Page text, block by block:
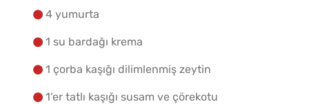
4 yumurta
1 su bardağı krema
1 çorba kaşığı dilimlenmiş zeytin
1‘er tatlı kaşığı susam ve çörekotu